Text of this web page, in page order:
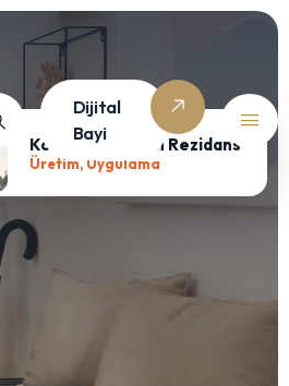
Dijital
Bayi
Korkut Küçükcan Rezidans
Üretim, Uygulama